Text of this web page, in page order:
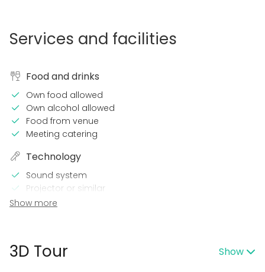
Services and facilities
Food and drinks
Own food allowed
Own alcohol allowed
Food from venue
Meeting catering
Technology
Sound system
Projector or similar
Wi-Fi
In the venue
Show more
3D Tour Show